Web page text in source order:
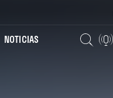
NOTICIAS